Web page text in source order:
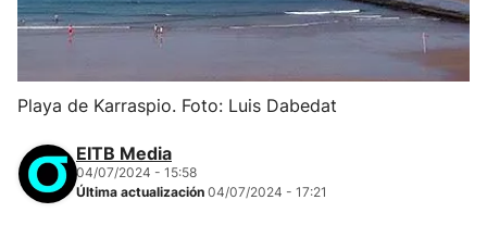
Playa de Karraspio. Foto: Luis Dabedat
EITB Media
04/07/2024 - 15:58
Última actualización 04/07/2024 - 17:21